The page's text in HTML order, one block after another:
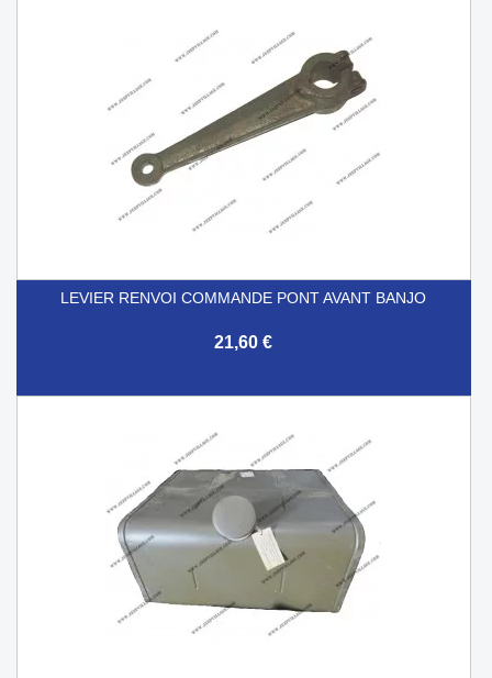
LEVIER RENVOI COMMANDE PONT AVANT BANJO
21,60 €